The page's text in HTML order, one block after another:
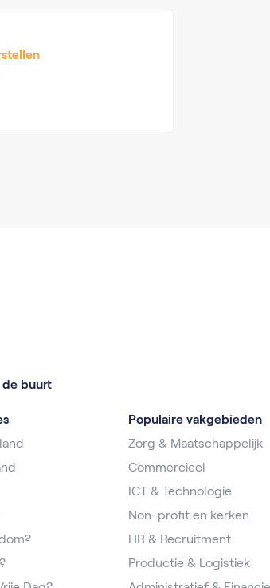
de buurt
Populaire vakgebieden
Zorg & Maatschappelijk
Commercieel
ICT & Technologie
Non-profit en kerken
HR & Recruitment
Productie & Logistiek